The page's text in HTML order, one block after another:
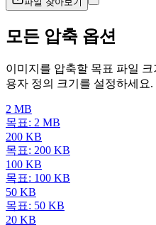
모든 압축 옵션
이미지를 압축할 목표 파일
용자 정의 크기를 설정하세요.
2 MB
목표: 2 MB
200 KB
목표: 200 KB
100 KB
목표: 100 KB
50 KB
목표: 50 KB
20 KB